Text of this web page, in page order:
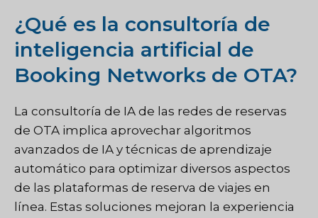
¿Qué es la consultoría de
inteligencia artificial de
Booking Networks de OTA?
La consultoría de IA de las redes de reservas
de OTA implica aprovechar algoritmos
avanzados de IA y técnicas de aprendizaje
automático para optimizar diversos aspectos
de las plataformas de reserva de viajes en
línea. Estas soluciones mejoran la experiencia